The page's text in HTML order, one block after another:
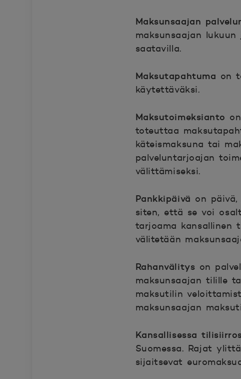
Maksunsaajan
maksunsaajan
saatavilla.
Maksutapahtuma on
käytettäväksi.
Maksutoimeksianto
toteuttaa
käteismaksuna tai
palveluntarjoajan
välittämiseksi.
Pankkipäivä on
siten, että se voi
tarjoama kansallinen
välitetään
Rahanvälitys on
maksunsaajan tilille
maksutilin
maksunsaajan
Kansallisessa
Suomessa. Rajat
sijaitsevat